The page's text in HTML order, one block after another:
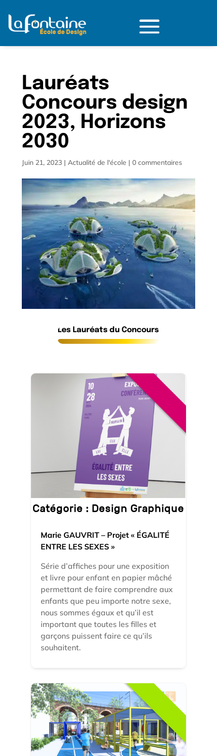
Lauréats
Concours design
2023, Horizons
2030
Juin 21, 2023| Actualité de l'école | 0 commentaires
Les Lauréats du Concours
Catégorie : Design Graphique
Marie GAUVRIT – Projet « ÉGALITÉ
ENTRE LES SEXES »
Série d’affiches pour une exposition
et livre pour enfant en papier mâché
permettant de faire comprendre aux
enfants que peu importe notre sexe,
nous sommes égaux et qu’il est
important que toutes les filles et
garçons puissent faire ce qu’ils
souhaitent.